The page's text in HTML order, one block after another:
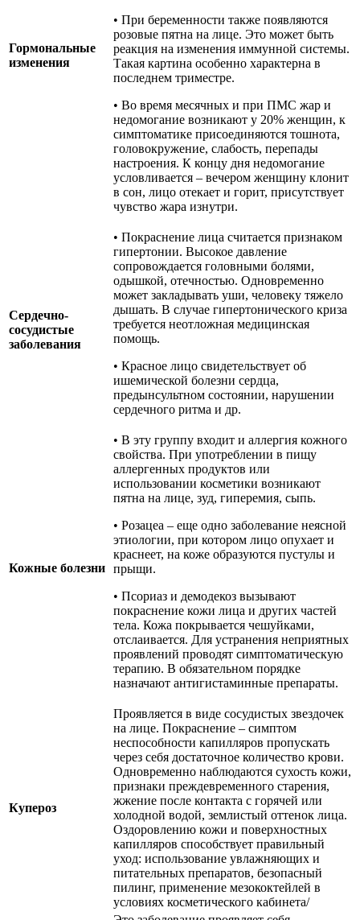
Гормональные
изменения
• При беременности также появляются
розовые пятна на лице. Это может быть
реакция на изменения иммунной системы.
Такая картина особенно характерна в
последнем триместре.
• Во время месячных и при ПМС жар и
недомогание возникают у 20% женщин, к
симптоматике присоединяются тошнота,
головокружение, слабость, перепады
настроения. К концу дня недомогание
условливается – вечером женщину клонит
в сон, лицо отекает и горит, присутствует
чувство жара изнутри.
Сердечно-
сосудистые
заболевания
• Покраснение лица считается признаком
гипертонии. Высокое давление
сопровождается головными болями,
одышкой, отечностью. Одновременно
может закладывать уши, человеку тяжело
дышать. В случае гипертонического криза
требуется неотложная медицинская
помощь.
• Красное лицо свидетельствует об
ишемической болезни сердца,
предынсультном состоянии, нарушении
сердечного ритма и др.
Кожные болезни
• В эту группу входит и аллергия кожного
свойства. При употреблении в пищу
аллергенных продуктов или
использовании косметики возникают
пятна на лице, зуд, гиперемия, сыпь.
• Розацеа – еще одно заболевание неясной
этиологии, при котором лицо опухает и
краснеет, на коже образуются пустулы и
прыщи.
• Псориаз и демодекоз вызывают
покраснение кожи лица и других частей
тела. Кожа покрывается чешуйками,
отслаивается. Для устранения неприятных
проявлений проводят симптоматическую
терапию. В обязательном порядке
назначают антигистаминные препараты.
Купероз
Проявляется в виде сосудистых звездочек
на лице. Покраснение – симптом
неспособности капилляров пропускать
через себя достаточное количество крови.
Одновременно наблюдаются сухость кожи,
признаки преждевременного старения,
жжение после контакта с горячей или
холодной водой, землистый оттенок лица.
Оздоровлению кожи и поверхностных
капилляров способствует правильный
уход: использование увлажняющих и
питательных препаратов, безопасный
пилинг, применение мезококтейлей в
условиях косметического кабинета/